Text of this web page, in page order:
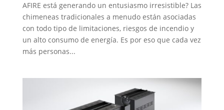
AFIRE está generando un entusiasmo irresistible? Las
chimeneas tradicionales a menudo están asociadas
con todo tipo de limitaciones, riesgos de incendio y
un alto consumo de energía. Es por eso que cada vez
más personas...